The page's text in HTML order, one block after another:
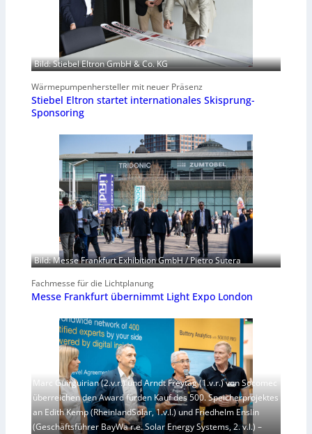
Bild: Stiebel Eltron GmbH & Co. KG
Wärmepumpenhersteller mit neuer Präsenz
Stiebel Eltron startet internationales Skisprung-
Sponsoring
Bild: Messe Frankfurt Exhibition GmbH / Pietro Sutera
Fachmesse für die Lichtplanung
Messe Frankfurt übernimmt Light Expo London
Marc Guirguirian (2.v.r.) und Arndt Freytag (1.v.r.) von Socomec
überreichen den Award fürden Kauf des 500. Speicherprojektes
an Edith Kemp (RheinlandSolar, 1.v.l.) und Friedhelm Enslin
(Geschäftsführer BayWa r.e. Solar Energy Systems, 2. v.l.) –